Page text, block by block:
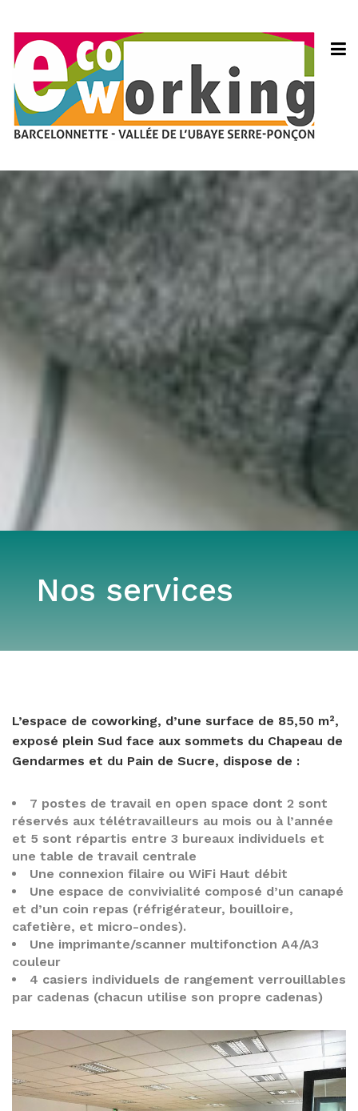
Nos services
L’espace de coworking, d’une surface de 85,50 m²,
exposé plein Sud face aux sommets du Chapeau de
Gendarmes et du Pain de Sucre, dispose de :
7 postes de travail en open space dont 2 sont
réservés aux télétravailleurs au mois ou à l’année
et 5 sont répartis entre 3 bureaux individuels et
une table de travail centrale
Une connexion filaire ou WiFi Haut débit
Une espace de convivialité composé d’un canapé
et d’un coin repas (réfrigérateur, bouilloire,
cafetière, et micro-ondes).
Une imprimante/scanner multifonction A4/A3
couleur
4 casiers individuels de rangement verrouillables
par cadenas (chacun utilise son propre cadenas)